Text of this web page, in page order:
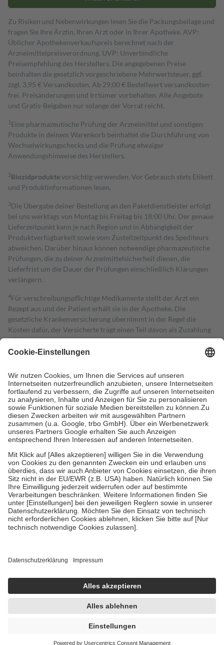
Zu Risiken und Nebenwirkungen lesen Sie die Packungsbeilage und
fragen Sie Ihre Ärztin, Ihren Arzt oder in Ihrer Apotheke. AVP:
Üblicher Apothekenverkaufspreis berechnet nach der
Arzneimittelpreisverordnung. UVP: Unverbindliche
Preisempfehlung des Herstellers. Die angegebenen Preise
beinhalten die gesetzlich vorgeschriebene Mehrwertsteuer, ggf.
zzgl. 3,95 € Versandkosten. Ab 29,00 € Bestell­wert versand­kosten­
frei. Preisänderungen und Irrtümer vorbehalten. Alle Angebote
und Gratis-Beigaben nur solange der Vorrat reicht.
1 Eine pharmazeutische Prüfung der Arzneimittel und sonstigen
Produkte in deinem Warenkorb beinhaltet die Durchführung von
Wechselwirkungschecks und die Prüfung etwaiger
Anwendungshinweise des Herstellers.
2Biozidproduktevorsichtig verwenden. Vor Gebrauch stets Etikett
und Produktinformationen lesen.
3Die Übergabe deiner Bestellung an den Paketdienstleister erfolgt
bei uns werktags von Montag bis Freitag bis 18:00 Uhr. Der genaue
Lieferzeitpunkt kann je nach Region und in Abhängigkeit der
Produktverfügbarkeit sowie vom Zustellzeitpunkt des Spediteurs
abweichen. Darüber hinaus können notwendige pharmazeutische
Prüfungen, die zu deiner Arzneimittelsicherheit dienen, die
Lieferfrist um die Dauer der Prüfungen einschließlich Klärungen
verlängern.
4Für verschreibungspflichtige Medikamente stellt der Arzt ein
Rezept aus und der Patient erhält sie in der Apotheke. Die
gesetzliche Krankenversicherung übernimmt in der Regel die
Kosten dafür, der Versicherte trägt einen Teil davon als Zuzahlung
mit.
Grundsätzlich leisten Mitglieder Zuzahlungen in Höhe von zehn
höchstens zehn Euro.
Es sind jedoch nie mehr als die tatsächlichen
Kosten der Leistung zu entrichten.
Diese Regeln gelten grundsätzlich auch für Online-Apotheken.
Bei Heilmitteln und häuslicher Krankenpflege beträgt die
Zuzahlung zehn Prozent der Kosten sowie zehn Euro je
Verordnung.
Um das Engagement der Versicherten für ihre eigene Gesundheit zu
stärken und die besondere Stellung der Familie zu unterstützen,
fallenkeine Zuzahlungenan bei:
• Kindern und Jugendlichen bis zum vollendeten 18. Lebensjahr
mit Ausnahme der Fahrkosten
• Untersuchungen zur Vorsorge und Früherkennung, die von der
GKV getragen werden
• empfohlenen Schutzimpfungen
• Harn- und Blutteststreifen
getroffen, um sicherzustellen, dass es sich um echte Bewertungen
https://help.etrusted.com/hc/de/articles/4419944605341
Einige Bilder und Inhalte wurden unter Zuhilfenahme künstlicher